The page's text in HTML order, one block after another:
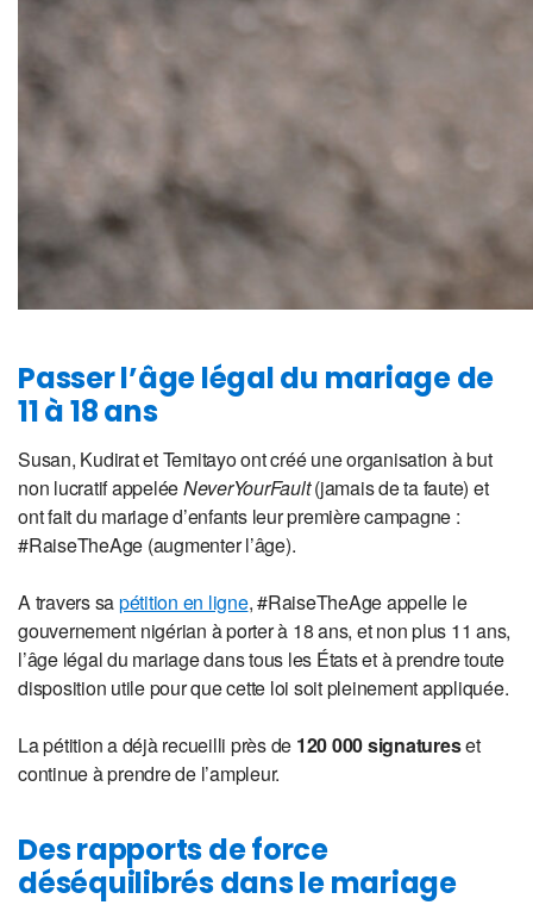
Passer l’âge légal du mariage de
11 à 18 ans
Susan, Kudirat et Temitayo ont créé une organisation à but
non lucratif appeléeNeverYourFault(jamais de ta faute) et
ont fait du mariage d’enfants leur première campagne :
#RaiseTheAge (augmenter l’âge).
A travers sapétition en ligne, #RaiseTheAge appelle le
gouvernement nigérian à porter à 18 ans, et non plus 11 ans,
l’âge légal du mariage dans tous les États et à prendre toute
disposition utile pour que cette loi soit pleinement appliquée.
La pétition a déjà recueilli près de 120 000 signatureset
continue à prendre de l’ampleur.
Des rapports de force
déséquilibrés dans le mariage